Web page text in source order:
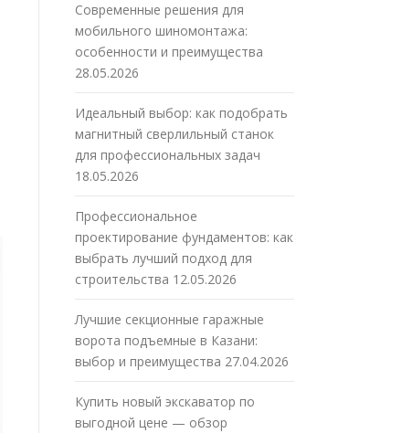
Современные решения для
мобильного шиномонтажа:
особенности и преимущества
28.05.2026
Идеальный выбор: как подобрать
магнитный сверлильный станок
для профессиональных задач
18.05.2026
Профессиональное
проектирование фундаментов: как
выбрать лучший подход для
строительства 12.05.2026
Лучшие секционные гаражные
ворота подъемные в Казани:
выбор и преимущества 27.04.2026
Купить новый экскаватор по
выгодной цене — обзор